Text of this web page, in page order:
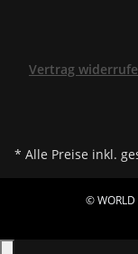
Vertrag
* Alle Preise inkl.
© WORLD